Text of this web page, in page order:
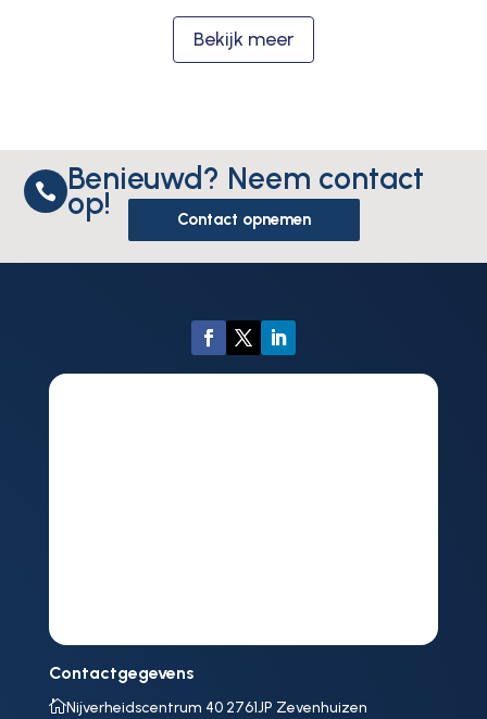
Bekijk meer
 Benieuwd? Neem contact
op! Contact opnemen
Contactgegevens
Nijverheidscentrum 40 2761JP Zevenhuizen